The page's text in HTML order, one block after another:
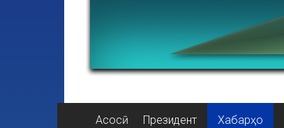
Асосӣ Президент Хабарҳо